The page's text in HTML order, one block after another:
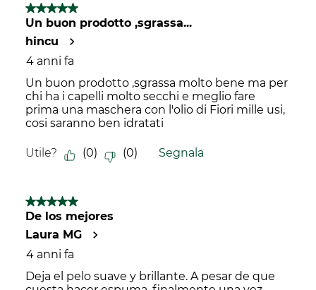
5 su 5 stelle.
Un buon prodotto ,sgrassa...
hincu
4 anni fa
Un buon prodotto ,sgrassa molto bene ma per
chi ha i capelli molto secchi e meglio fare
prima una maschera con l'olio di Fiori mille usi,
cosi saranno ben idratati
Utile? (0) (0) Segnala
5 su 5 stelle.
De los mejores
Laura MG
4 anni fa
Deja el pelo suave y brillante. A pesar de que